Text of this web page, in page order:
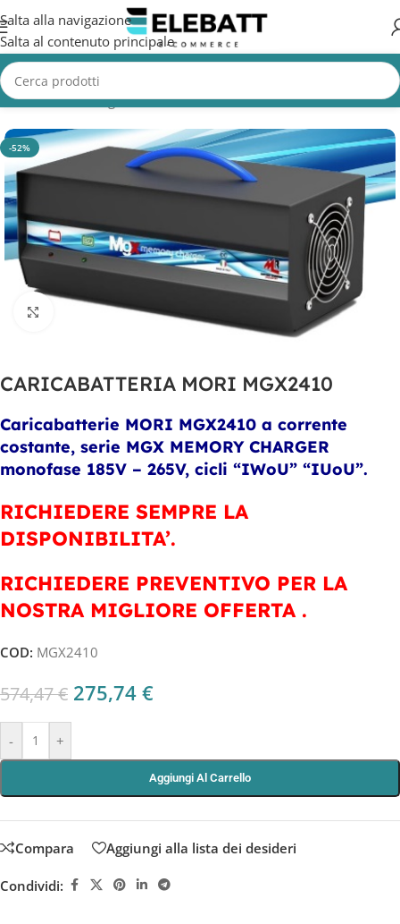
Salta alla navigazione
Salta al contenuto principale
Home/Non Categorizzata
-52%
Clicca per ingrandire
CARICABATTERIA MORI MGX2410
Caricabatterie MORI MGX2410 a corrente
costante, serie MGX MEMORY CHARGER
monofase 185V – 265V, cicli “IWoU” “IUoU”.
RICHIEDERE SEMPRE LA
DISPONIBILITA’.
RICHIEDERE PREVENTIVO PER LA
NOSTRA MIGLIORE OFFERTA .
COD: MGX2410
574,47€ 275,74 €
- +
Aggiungi Al Carrello
Compara Aggiungi alla lista dei desideri
Condividi: